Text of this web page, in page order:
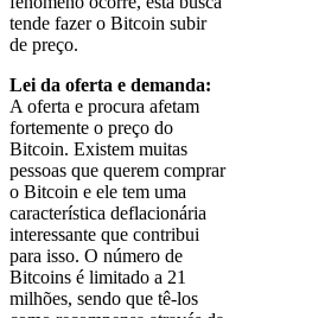
tende fazer o Bitcoin subir
de preço.
Lei da oferta e demanda:
A oferta e procura afetam
fortemente o preço do
Bitcoin. Existem muitas
pessoas que querem comprar
o Bitcoin e ele tem uma
característica deflacionária
interessante que contribui
para isso. O número de
Bitcoins é limitado a 21
milhões, sendo que tê-los